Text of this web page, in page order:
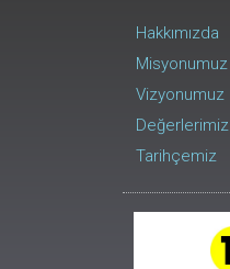
Hakkımızda
Misyonumuz
Vizyonumuz
Değerlerimiz
Tarihçemiz